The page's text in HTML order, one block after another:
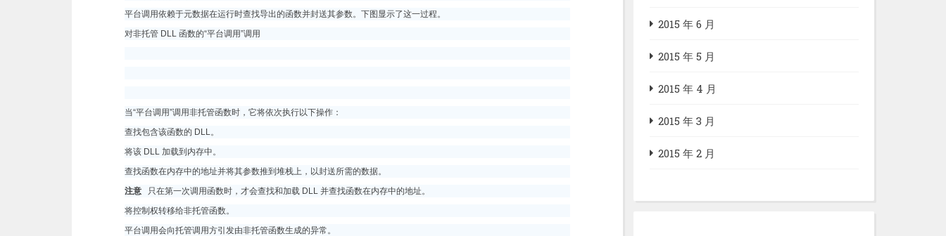
平台调用依赖于元数据在运行时查找导出的函数并封送其参数。下图显示了这一过程。
对非托管 DLL 函数的“平台调用”调用
当“平台调用”调用非托管函数时，它将依次执行以下操作：
查找包含该函数的 DLL。
将该 DLL 加载到内存中。
查找函数在内存中的地址并将其参数推到堆栈上，以封送所需的数据。
注意 只在第一次调用函数时，才会查找和加载 DLL 并查找函数在内存中的地址。
将控制权转移给非托管函数。
平台调用会向托管调用方引发由非托管函数生成的异常。
2015 年 6 月
2015 年 5 月
2015 年 4 月
2015 年 3 月
2015 年 2 月